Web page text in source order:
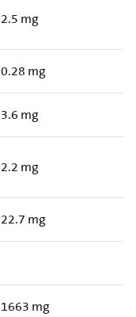
2.5 mg
0.28 mg
3.6 mg
2.2 mg
22.7 mg
1663 mg